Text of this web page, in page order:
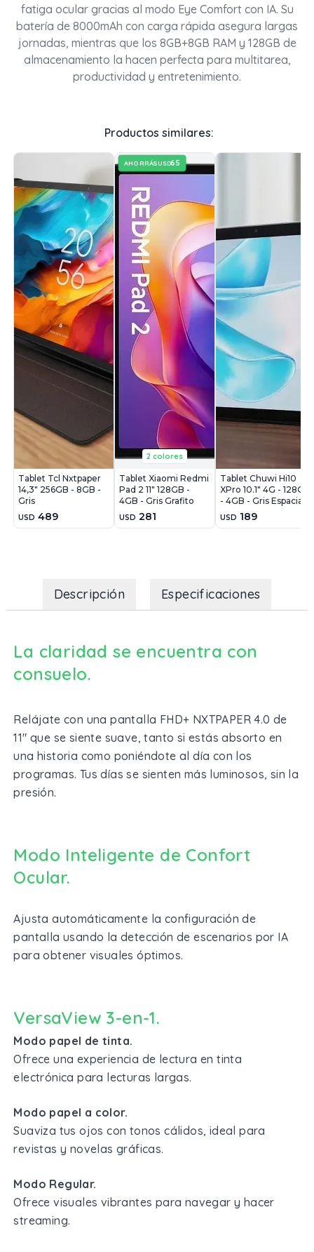
fatiga ocular gracias al modo Eye Comfort con IA. Su
batería de 8000mAh con carga rápida asegura largas
jornadas, mientras que los 8GB+8GB RAM y 128GB de
almacenamiento la hacen perfecta para multitarea,
productividad y entretenimiento.
Productos similares:
Tablet Tcl Nxtpaper
14,3" 256GB - 8GB -
Gris
USD 489
AHORRÁSUSD65
2 colores
Tablet Xiaomi Redmi
Pad 2 11" 128GB -
4GB - Gris Grafito
USD 281
Tablet Chuwi Hi10
XPro 10.1" 4G - 128GB
- 4GB - Gris Espacial
USD 189
Descripción Especificaciones
La claridad se encuentra con
consuelo.
Relájate con una pantalla FHD+ NXTPAPER 4.0 de
11" que se siente suave, tanto si estás absorto en
una historia como poniéndote al día con los
programas. Tus días se sienten más luminosos, sin la
presión.
Modo Inteligente de Confort
Ocular.
Ajusta automáticamente la configuración de
pantalla usando la detección de escenarios por IA
para obtener visuales óptimos.
VersaView 3-en-1.
Modo papel de tinta.
Ofrece una experiencia de lectura en tinta
electrónica para lecturas largas.
Modo papel a color.
Suaviza tus ojos con tonos cálidos, ideal para
revistas y novelas gráficas.
Modo Regular.
Ofrece visuales vibrantes para navegar y hacer
streaming.